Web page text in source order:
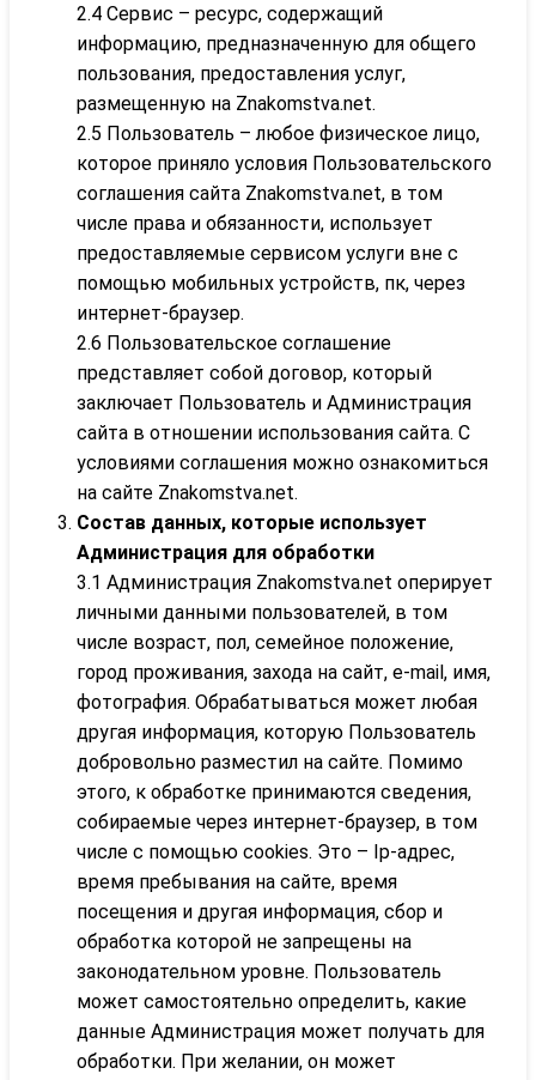
2.4 Сервис – ресурс, содержащий
информацию, предназначенную для общего
пользования, предоставления услуг,
размещенную на Znakomstva.net.
2.5 Пользователь – любое физическое лицо,
которое приняло условия Пользовательского
соглашения сайта Znakomstva.net, в том
числе права и обязанности, использует
предоставляемые сервисом услуги вне с
помощью мобильных устройств, пк, через
интернет-браузер.
2.6 Пользовательское соглашение
представляет собой договор, который
заключает Пользователь и Администрация
сайта в отношении использования сайта. С
условиями соглашения можно ознакомиться
на сайте Znakomstva.net.
Состав данных, которые использует
Администрация для обработки
3.1 Администрация Znakomstva.net оперирует
личными данными пользователей, в том
числе возраст, пол, семейное положение,
город проживания, захода на сайт, e-mail, имя,
фотография. Обрабатываться может любая
другая информация, которую Пользователь
добровольно разместил на сайте. Помимо
этого, к обработке принимаются сведения,
собираемые через интернет-браузер, в том
числе с помощью cookies. Это – Ip-адрес,
время пребывания на сайте, время
посещения и другая информация, сбор и
обработка которой не запрещены на
законодательном уровне. Пользователь
может самостоятельно определить, какие
данные Администрация может получать для
обработки. При желании, он может